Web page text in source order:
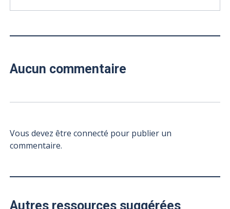
Aucun commentaire
Vous devez être connecté pour publier un
commentaire.
Autres ressources suggérées